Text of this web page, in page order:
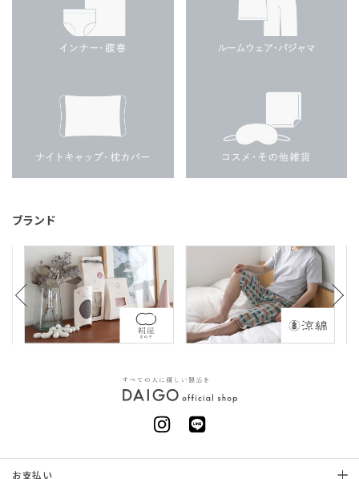
ブランド
お支払い